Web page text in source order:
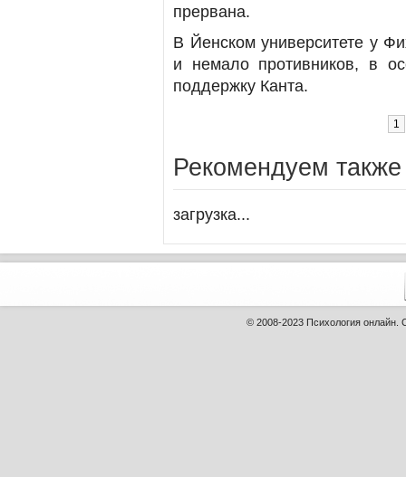
прервана.
В Йенском университете у
и немало противников, в
поддержку Канта.
1
Рекомендуем
загрузка...
© 2008-2023 Психология онлайн